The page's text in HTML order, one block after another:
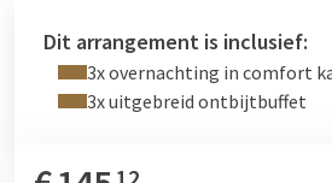
3x Uitgebreid ontbijtbuffetom
beginnen
Gratis WiFiin het gehele hotel
Ons hotel ligt direct aan de
Dit arrangement is inclusief:
3x overnachting in comfort
3x uitgebreid ontbijtbuffet